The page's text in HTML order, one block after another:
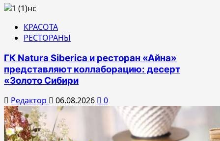
КРАСОТА
РЕСТОРАНЫ
ГК Natura Siberica и ресторан «Айна»
представляют коллаборацию: десерт
«Золото Сибири
Редактор 06.08.2026 0